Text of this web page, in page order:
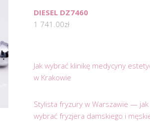
DIESEL DZ7460
1 741.00zł
Jak wybrać klinikę medycyny
w Krakowie
Stylista fryzury w Warszawie — jak
wybrać fryzjera damskiego i